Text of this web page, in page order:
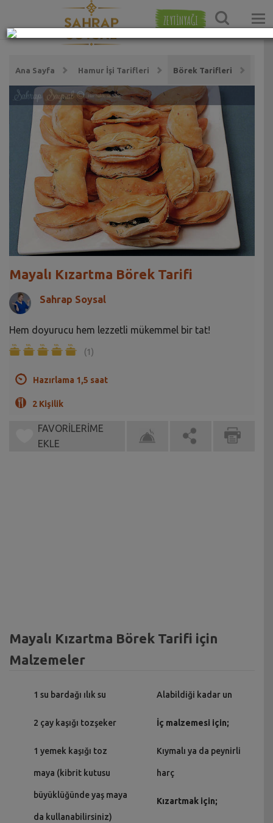
ZEYTİNYAĞI
Ana Sayfa Hamur İşi Tarifleri Börek Tarifleri
Mayalı Kızartma Börek Tarifi
Sahrap Soysal
Hem doyurucu hem lezzetli mükemmel bir tat!
(1)
Hazırlama 1,5 saat
2 Kişilik
FAVORİLERİME
EKLE
Mayalı Kızartma Börek Tarifi için
Malzemeler
1 su bardağı ılık su
2 çay kaşığı tozşeker
1 yemek kaşığı toz
maya (kibrit kutusu
büyüklüğünde yaş maya
da kullanabilirsiniz)
Alabildiği kadar un
İç malzemesi için;
Kıymalı ya da peynirli
harç
Kızartmak için;